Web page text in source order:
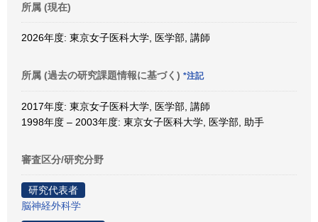
所属 (現在)
2026年度: 東京女子医科大学, 医学部, 講師
所属 (過去の研究課題情報に基づく) *注記
2017年度: 東京女子医科大学, 医学部, 講師
1998年度 – 2003年度: 東京女子医科大学, 医学部, 助手
審査区分/研究分野
研究代表者
脳神経外科学